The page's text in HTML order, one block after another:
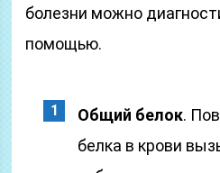
болезни можно
помощью.
Общий белок.
белка в крови